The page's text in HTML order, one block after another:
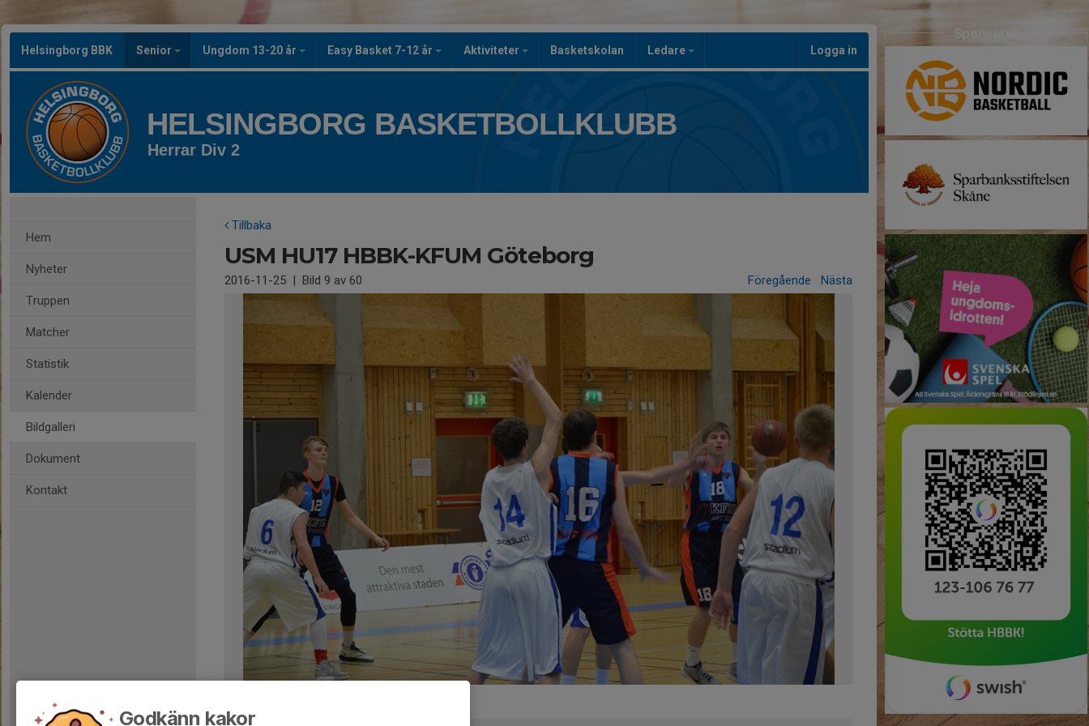
Helsingborg BBK Senior Ungdom 13-20 år Easy Basket 7-12 år Aktiviteter Basketskolan Ledare Logga in
HELSINGBORG BASKETBOLLKLUBB
Herrar Div 2
Hem
Nyheter
Truppen
Matcher
Statistik
Kalender
Bildgalleri
Dokument
Kontakt
Tillbaka
USM HU17 HBBK-KFUM Göteborg
2016-11-25 | Bild 9 av 60 Föregående Nästa
Kommentarer
Sponsorer
Godkänn kakor